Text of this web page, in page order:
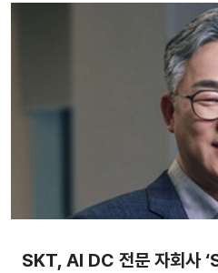
SKT, AI DC 전문 자회사